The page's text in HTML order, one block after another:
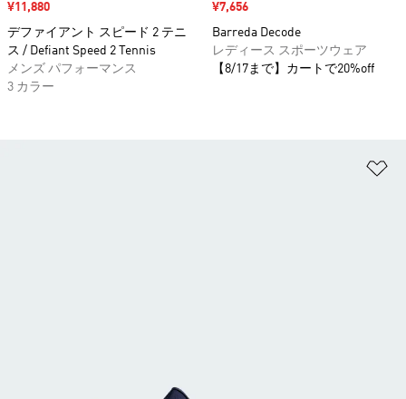
セール価格
¥11,880
デファイアント スピード 2 テニ
ス / Defiant Speed 2 Tennis
メンズ パフォーマンス
3 カラー
セール価格
¥7,656
Barreda Decode
レディース スポーツウェア
【8/17まで】カートで20%off